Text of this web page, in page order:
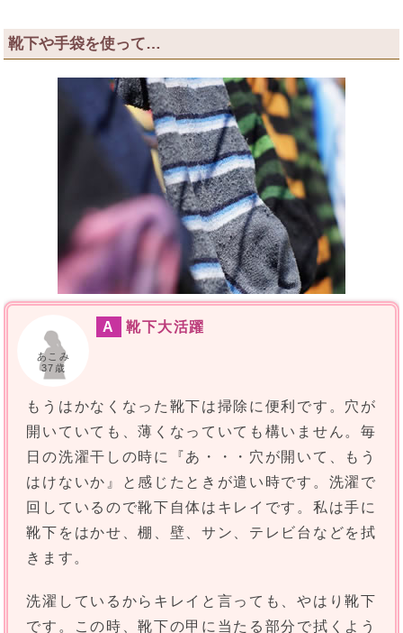
靴下や手袋を使って…
あこみ
37歳
A 靴下大活躍
もうはかなくなった靴下は掃除に便利です。穴が
開いていても、薄くなっていても構いません。毎
日の洗濯干しの時に『あ・・・穴が開いて、もう
はけないか』と感じたときが遣い時です。洗濯で
回しているので靴下自体はキレイです。私は手に
靴下をはかせ、棚、壁、サン、テレビ台などを拭
きます。
洗濯しているからキレイと言っても、やはり靴下
です。この時、靴下の甲に当たる部分で拭くよう